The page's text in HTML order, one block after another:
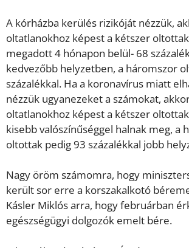
A kórházba kerülés rizikóját nézzük,
oltatlanokhoz képest a kétszer
megadott 4 hónapon belül- 68
kedvezőbb helyzetben, a háromszor
százalékkal. Ha a koronavírus miatt
nézzük ugyanezeket a számokat,
oltatlanokhoz képest a kétszer
kisebb valószínűséggel halnak meg, a
oltottak pedig 93 százalékkal jobb
Nagy öröm számomra, hogy
került sor erre a korszakalkotó
Kásler Miklós arra, hogy februárban
egészségügyi dolgozók emelt bére.